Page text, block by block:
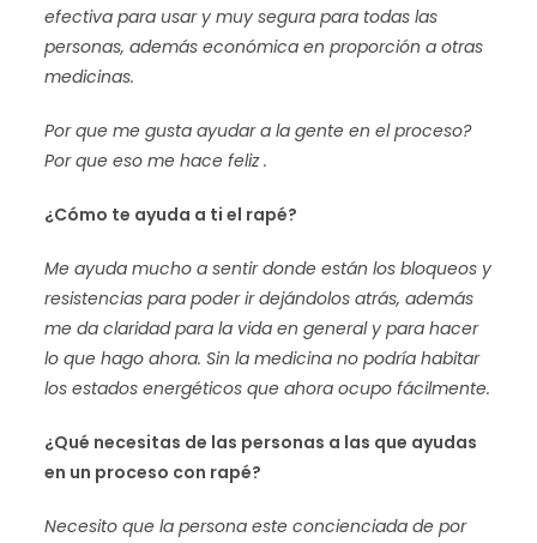
efectiva para usar y muy segura para todas las
personas, además económica en proporción a otras
medicinas.
Por que me gusta ayudar a la gente en el proceso?
Por que eso me hace feliz .
¿Cómo te ayuda a ti el rapé?
Me ayuda mucho a sentir donde están los bloqueos y
resistencias para poder ir dejándolos atrás, además
me da claridad para la vida en general y para hacer
lo que hago ahora. Sin la medicina no podría habitar
los estados energéticos que ahora ocupo fácilmente.
¿Qué necesitas de las personas a las que ayudas
en un proceso con rapé?
Necesito que la persona este concienciada de por